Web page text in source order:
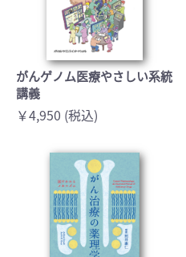
がんゲノム医療やさしい系統
講義
￥4,950 (税込)